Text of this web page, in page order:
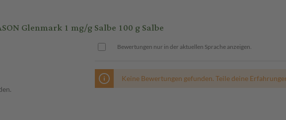
Glenmark 1 mg/g Salbe 100 g Salbe
Bewertungen nur in der aktuellen Sprache anzeigen.
Keine Bewertungen gefunden. Teile deine